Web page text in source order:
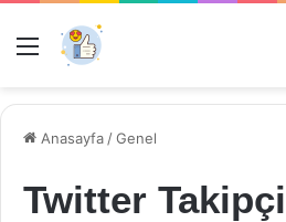
Menü
Anasayfa /Genel
Twitter